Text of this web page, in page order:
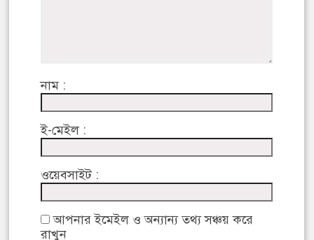
নাম :
ই-মেইল :
ওয়েবসাইট :
আপনার ইমেইল ও অন্যান্য তথ্য সঞ্চয় করে
রাখুন